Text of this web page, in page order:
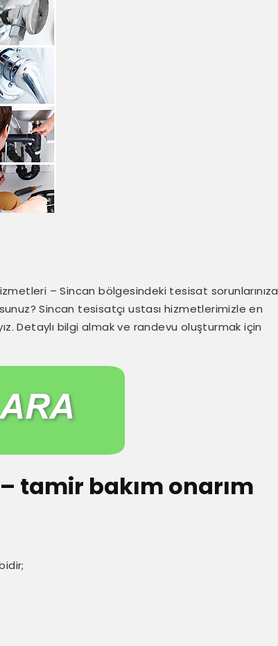
– Sincan bölgesindeki tesisat sorunlarınıza
Sincan tesisatçı ustası hizmetlerimizle en
Detaylı bilgi almak ve randevu oluşturmak için
tamir bakım onarım